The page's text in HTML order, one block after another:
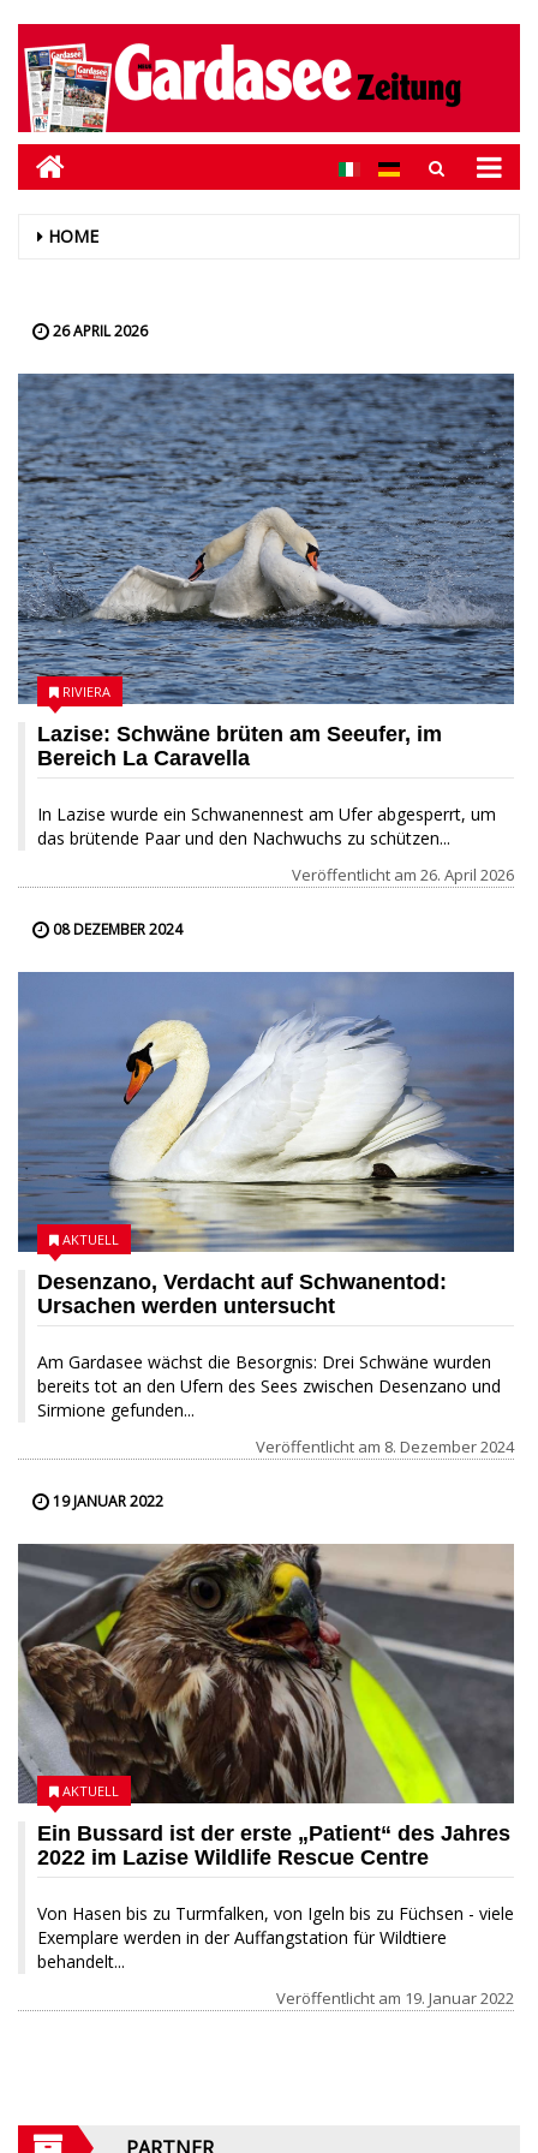
HOME
26 APRIL 2026
Lazise: Schwäne brüten am Seeufer, im
Bereich La Caravella
In Lazise wurde ein Schwanennest am Ufer abgesperrt, um
das brütende Paar und den Nachwuchs zu schützen...
RIVIERA
Veröffentlicht am 26. April 2026
08 DEZEMBER 2024
Desenzano, Verdacht auf Schwanentod:
Ursachen werden untersucht
Am Gardasee wächst die Besorgnis: Drei Schwäne wurden
bereits tot an den Ufern des Sees zwischen Desenzano und
Sirmione gefunden...
AKTUELL
Veröffentlicht am 8. Dezember 2024
19 JANUAR 2022
Ein Bussard ist der erste „Patient“ des Jahres
2022 im Lazise Wildlife Rescue Centre
Von Hasen bis zu Turmfalken, von Igeln bis zu Füchsen - viele
Exemplare werden in der Auffangstation für Wildtiere
behandelt...
AKTUELL
Veröffentlicht am 19. Januar 2022